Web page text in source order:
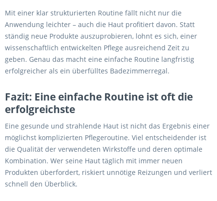
Mit einer klar strukturierten Routine fällt nicht nur die
Anwendung leichter – auch die Haut profitiert davon. Statt
ständig neue Produkte auszuprobieren, lohnt es sich, einer
wissenschaftlich entwickelten Pflege ausreichend Zeit zu
geben. Genau das macht eine einfache Routine langfristig
erfolgreicher als ein überfülltes Badezimmerregal.
Fazit: Eine einfache Routine ist oft die
erfolgreichste
Eine gesunde und strahlende Haut ist nicht das Ergebnis einer
möglichst komplizierten Pflegeroutine. Viel entscheidender ist
die Qualität der verwendeten Wirkstoffe und deren optimale
Kombination. Wer seine Haut täglich mit immer neuen
Produkten überfordert, riskiert unnötige Reizungen und verliert
schnell den Überblick.